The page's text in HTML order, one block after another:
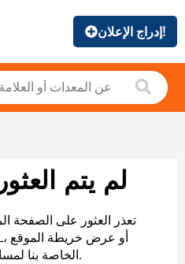
إدراج الإعلان!
لم يتم
تعذر العثور على الصفحة
الخاصة بنا لمساعدتك في العثور على ما تريد.